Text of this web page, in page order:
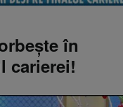
în
carierei!